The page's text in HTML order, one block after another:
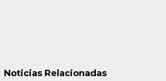
Noticias Relacionadas